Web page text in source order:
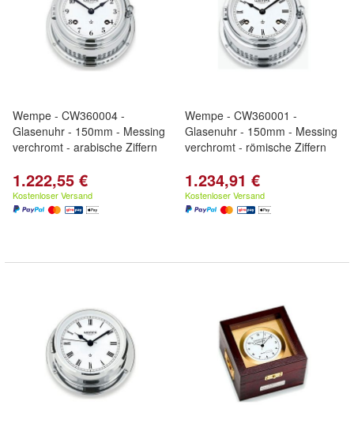
Wempe - CW360004 -
Glasenuhr - 150mm - Messing
verchromt - arabische Ziffern
1.222,55 €
Kostenloser Versand
Wempe - CW360001 -
Glasenuhr - 150mm - Messing
verchromt - römische Ziffern
1.234,91 €
Kostenloser Versand